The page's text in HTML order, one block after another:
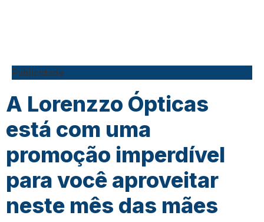
Publicidade
A Lorenzzo Ópticas
está com uma
promoção imperdível
para você aproveitar
neste mês das mães